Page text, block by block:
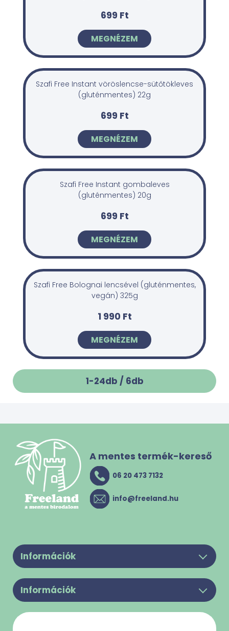
699 Ft
MEGNÉZEM
Szafi Free Instant vöröslencse-sütőtökleves
(gluténmentes) 22g
699 Ft
MEGNÉZEM
Szafi Free Instant gombaleves
(gluténmentes) 20g
699 Ft
MEGNÉZEM
Szafi Free Bolognai lencsével (gluténmentes,
vegán) 325g
1 990 Ft
MEGNÉZEM
1-24db / 6db
A mentes termék-kereső
06 20 473 7132
info@freeland.hu
Információk
Felhasználási feltételek
Adatkezelési Tájékoztató
Információk